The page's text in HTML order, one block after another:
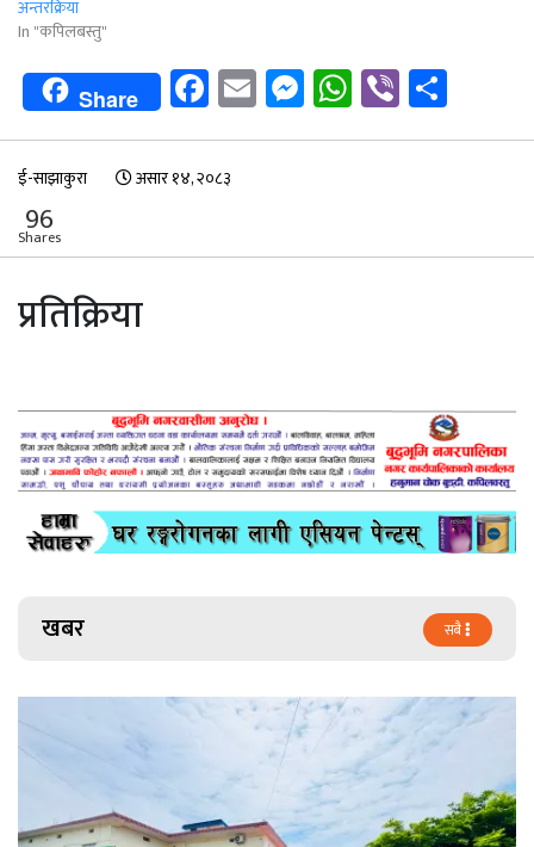
अन्तरक्रिया
In "कपिलबस्तु"
Share Facebook
EmailMessenger
WhatsApp
Viber
ई-साझाकुरा असार १४, २०८३
96
Shares
प्रतिक्रिया
खबर सबै